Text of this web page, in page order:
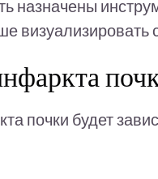
назначены
визуализировать
почки будет